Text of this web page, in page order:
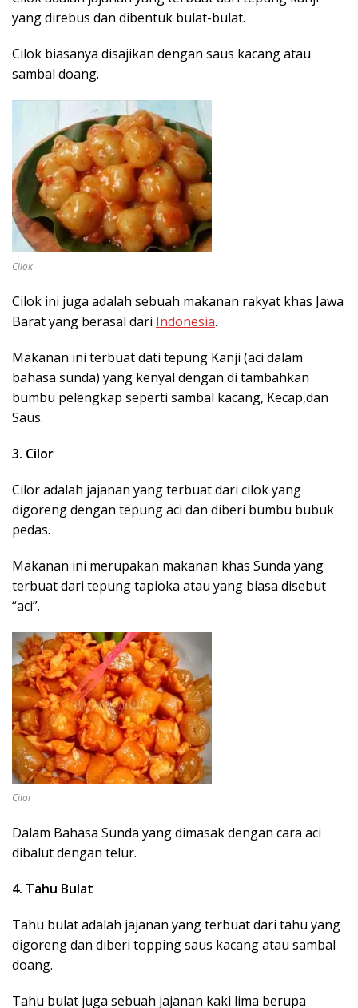
yang direbus dan dibentuk bulat-bulat.
Cilok biasanya disajikan dengan saus kacang atau
sambal doang.
Cilok
Cilok ini juga adalah sebuah makanan rakyat khas Jawa
Barat yang berasal dari Indonesia.
Makanan ini terbuat dati tepung Kanji (aci dalam
bahasa sunda) yang kenyal dengan di tambahkan
bumbu pelengkap seperti sambal kacang, Kecap,dan
Saus.
3. Cilor
Cilor adalah jajanan yang terbuat dari cilok yang
digoreng dengan tepung aci dan diberi bumbu bubuk
pedas.
Makanan ini merupakan makanan khas Sunda yang
terbuat dari tepung tapioka atau yang biasa disebut
“aci”.
Cilor
Dalam Bahasa Sunda yang dimasak dengan cara aci
dibalut dengan telur.
4. Tahu Bulat
Tahu bulat adalah jajanan yang terbuat dari tahu yang
digoreng dan diberi topping saus kacang atau sambal
doang.
Tahu bulat juga sebuah jajanan kaki lima berupa